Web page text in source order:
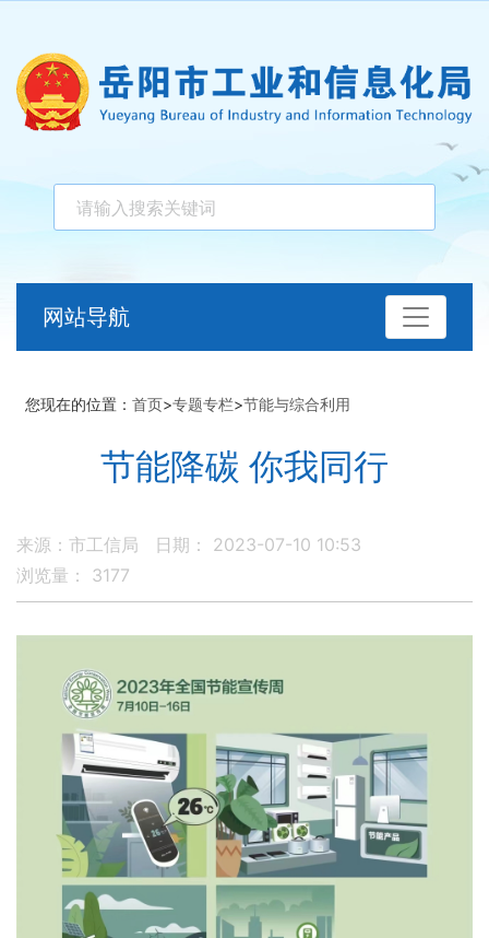
网站导航
您现在的位置： 首页>专题专栏>节能与综合利用
节能降碳 你我同行
来源：市工信局
日期： 2023-07-10 10:53
浏览量： 3177